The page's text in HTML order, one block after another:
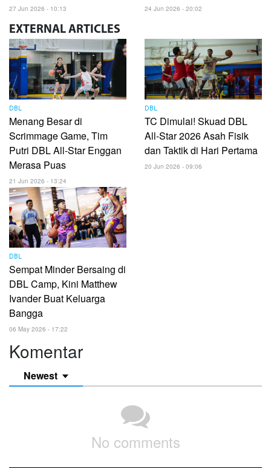
27 Jun 2026 - 10:13 24 Jun 2026 - 20:02
EXTERNAL ARTICLES
DBL
Menang Besar di
Scrimmage Game, Tim
Putri DBL All-Star Enggan
Merasa Puas
21 Jun 2026 - 13:24
DBL
TC Dimulai! Skuad DBL
All-Star 2026 Asah Fisik
dan Taktik di Hari Pertama
20 Jun 2026 - 09:06
DBL
Sempat Minder Bersaing di
DBL Camp, Kini Matthew
Ivander Buat Keluarga
Bangga
06 May 2026 - 17:22
Komentar
Newest
No comments